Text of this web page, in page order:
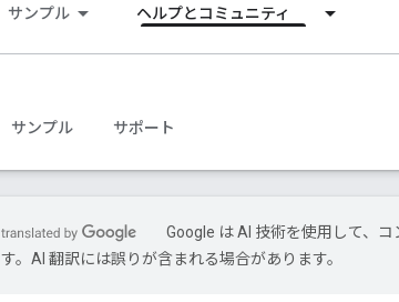
サンプル ヘルプとコミュニティ
サンプル サポート
Google は AI 技術を使用して、
す。AI 翻訳には誤りが含まれる場合があります。